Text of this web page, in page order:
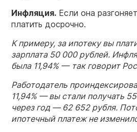
Инфляция. Если она
платить досрочно.
К примеру, за ипотеку вы
зарплата 50 000 рублей.
была 11,94% — так говорит
Работодатель
11,94% — вы стали получать
через год — 62 652 рубля.
ипотечный платеж не